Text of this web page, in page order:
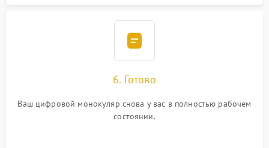
6. Готово
Ваш цифровой монокуляр снова у вас в полностью рабочем
состоянии.